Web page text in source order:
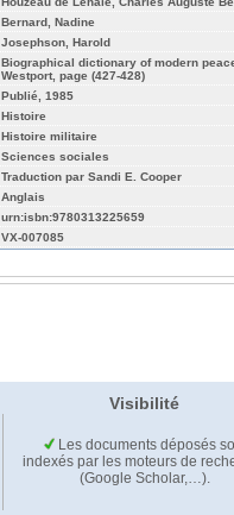
Bernard, Nadine
Josephson, Harold
Biographical dictionary of modern
Westport, page (427-428)
Publié, 1985
Histoire
Histoire militaire
Sciences sociales
Traduction par Sandi E. Cooper
Anglais
urn:isbn:9780313225659
VX-007085
Visibilité
Les documents déposés
indexés par les moteurs de
(Google Scholar,…).